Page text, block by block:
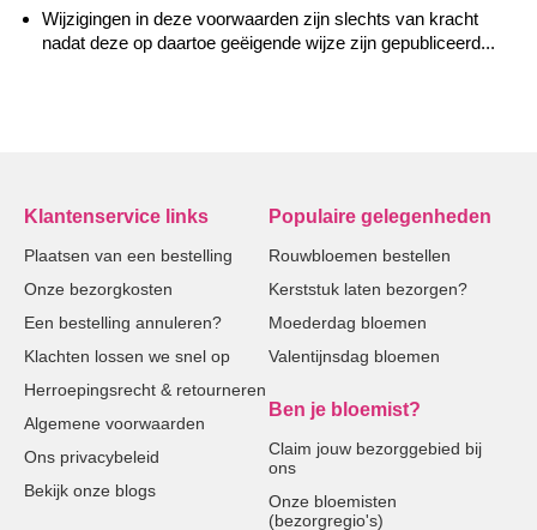
Wijzigingen in deze voorwaarden zijn slechts van kracht
nadat deze op daartoe geëigende wijze zijn gepubliceerd...
Klantenservice links
Plaatsen van een bestelling
Onze bezorgkosten
Een bestelling annuleren?
Klachten lossen we snel op
Herroepingsrecht & retourneren
Algemene voorwaarden
Ons privacybeleid
Bekijk onze blogs
Populaire gelegenheden
Rouwbloemen bestellen
Kerststuk laten bezorgen?
Moederdag bloemen
Valentijnsdag bloemen
Ben je bloemist?
Claim jouw bezorggebied bij
ons
Onze bloemisten
(bezorgregio's)